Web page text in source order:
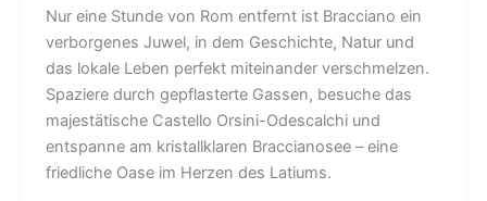
Nur eine Stunde von Rom entfernt ist Bracciano ein
verborgenes Juwel, in dem Geschichte, Natur und
das lokale Leben perfekt miteinander verschmelzen.
Spaziere durch gepflasterte Gassen, besuche das
majestätische Castello Orsini-Odescalchi und
entspanne am kristallklaren Braccianosee – eine
friedliche Oase im Herzen des Latiums.